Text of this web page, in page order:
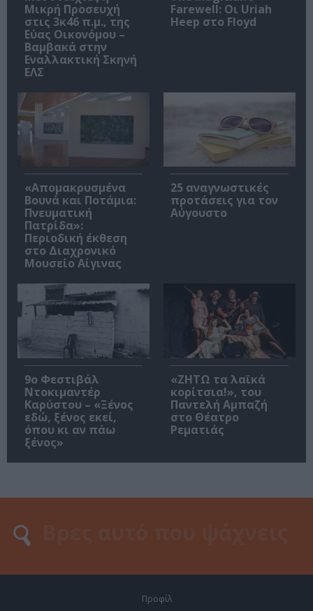
Μικρή Προσευχή
στις 3κ46 π.μ., της
Εύας Οικονόμου –
Βαμβακά στην
Εναλλακτική Σκηνή
ΕΛΣ
Farewell: Οι Uriah
Heep στο Floyd
«Απομακρυσμένα
Βουνά και Ποτάμια:
Πνευματική
Πατρίδα»:
Περιοδική έκθεση
στο Διαχρονικό
Μουσείο Αίγινας
25 αναγνωστικές
προτάσεις για τον
Αύγουστο
9ο Φεστιβάλ
Ντοκιμαντέρ
Καρύστου – «Ξένος
εδώ, ξένος εκεί,
όπου κι αν πάω
ξένος»
«ΖΗΤΩ τα λαϊκά
κορίτσια!», του
Παντελή Αμπαζή
στο Θέατρο
Ρεματιάς
Προφίλ